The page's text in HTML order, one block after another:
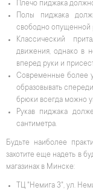
Плечо пиджака
Полы пиджака
свободно опущенной
Классический
движения, однако в
вперед руки и
Современные более
образовывать
брюки всегда можно
Рукав пиджака
сантиметра.
Будьте наиболее
захотите еще надеть в
магазинах в Минске:
ТЦ "Немига 3", ул.